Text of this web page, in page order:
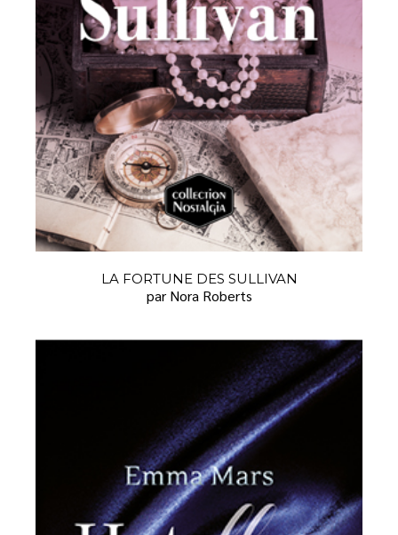
LA FORTUNE DES SULLIVAN
par Nora Roberts